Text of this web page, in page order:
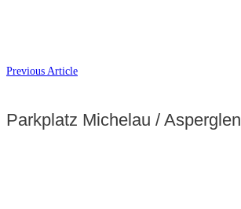
Previous Article
Parkplatz Michelau / Asperglen